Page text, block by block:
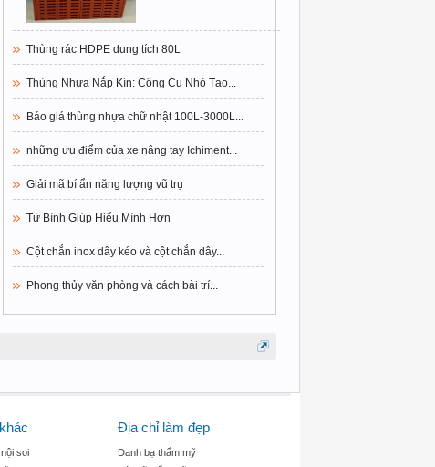
Thùng rác HDPE dung tích 80L
Thùng Nhựa Nắp Kín: Công Cụ Nhỏ Tạo...
Báo giá thùng nhựa chữ nhật 100L-3000L...
những ưu điểm của xe nâng tay Ichiment...
Giải mã bí ẩn năng lượng vũ trụ
Tử Bình Giúp Hiểu Mình Hơn
Cột chắn inox dây kéo và cột chắn dây...
Phong thủy văn phòng và cách bài trí...
soi
Địa chỉ làm đẹp
Danh bạ thẩm mỹ